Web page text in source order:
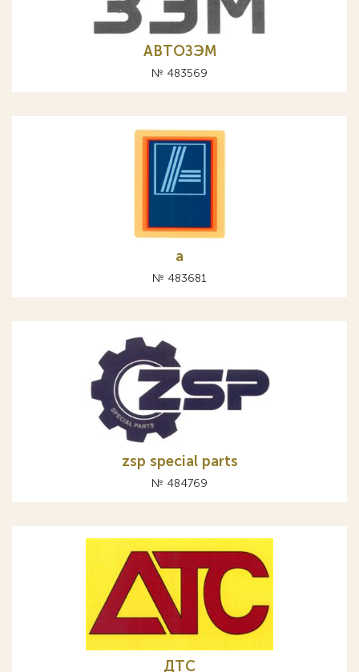
АВТОЗЭМ
№ 483569
а
№ 483681
zsp special parts
№ 484769
ДТС